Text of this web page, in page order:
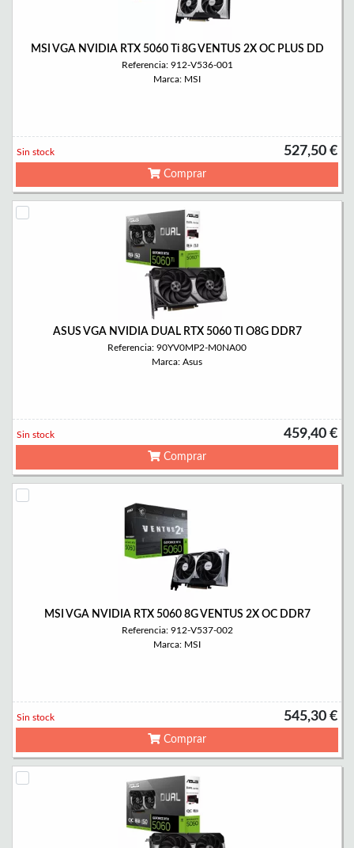
MSI VGA NVIDIA RTX 5060 Ti 8G VENTUS 2X OC PLUS DD
Referencia: 912-V536-001
Marca: MSI
527,50 €
Sin stock
Comprar
ASUS VGA NVIDIA DUAL RTX 5060 TI O8G DDR7
Referencia: 90YV0MP2-M0NA00
Marca: Asus
459,40 €
Sin stock
Comprar
MSI VGA NVIDIA RTX 5060 8G VENTUS 2X OC DDR7
Referencia: 912-V537-002
Marca: MSI
545,30 €
Sin stock
Comprar